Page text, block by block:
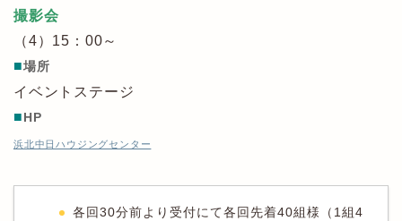
撮影会
（4）15：00～
■場所
イベントステージ
■HP
浜北中日ハウジングセンター
各回30分前より受付にて各回先着40組様（1組4